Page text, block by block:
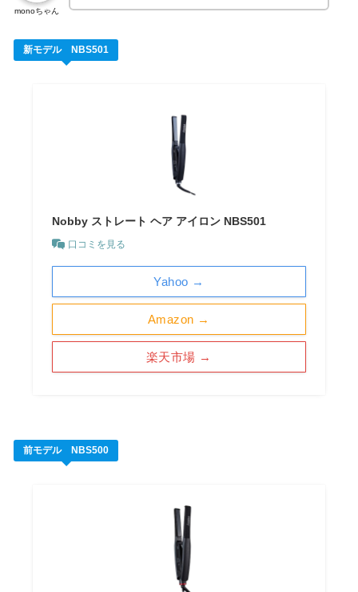
monoちゃん
新モデル NBS501
Nobby ストレート ヘア アイロン NBS501
口コミを見る
Amazon →
楽天市場 →
Yahoo →
前モデル NBS500